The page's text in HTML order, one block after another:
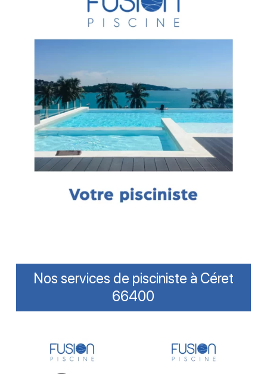
Nos services de pisciniste à Céret
66400